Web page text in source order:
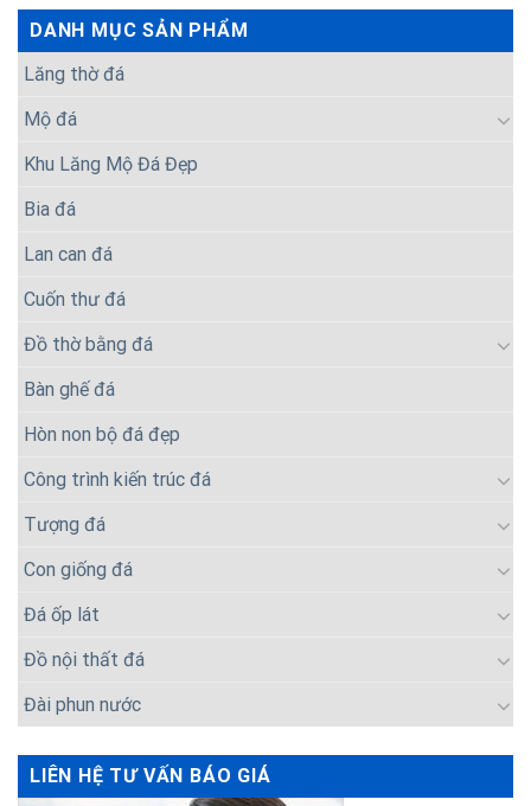
DANH MỤC SẢN PHẨM
Lăng thờ đá
Mộ đá
Khu Lăng Mộ Đá Đẹp
Bia đá
Lan can đá
Cuốn thư đá
Đồ thờ bằng đá
Bàn ghế đá
Hòn non bộ đá đẹp
Công trình kiến trúc đá
Tượng đá
Con giống đá
Đá ốp lát
Đồ nội thất đá
Đài phun nước
LIÊN HỆ TƯ VẤN BÁO GIÁ